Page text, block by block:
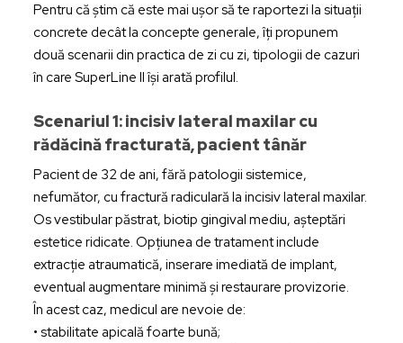
Pentru că știm că este mai ușor să te raportezi la situații
concrete decât la concepte generale, îți propunem
două scenarii din practica de zi cu zi, tipologii de cazuri
în care SuperLine II își arată profilul.
Scenariul 1: incisiv lateral maxilar cu
rădăcină fracturată, pacient tânăr
Pacient de 32 de ani, fără patologii sistemice,
nefumător, cu fractură radiculară la incisiv lateral maxilar.
Os vestibular păstrat, biotip gingival mediu, așteptări
estetice ridicate. Opțiunea de tratament include
extracție atraumatică, inserare imediată de implant,
eventual augmentare minimă și restaurare provizorie.
În acest caz, medicul are nevoie de:
• stabilitate apicală foarte bună;